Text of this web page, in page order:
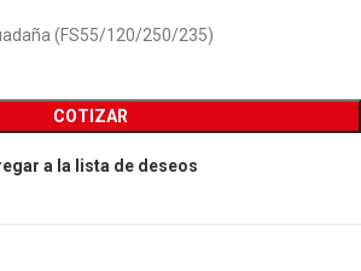
(FS55/120/250/235)
COTIZAR
a la lista de deseos